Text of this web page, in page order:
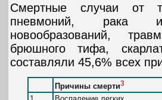
Смертные случаи от
пневмоний, рака и
новообразований,
брюшного тифа,
составляли 45,6% всех
Причины смерти3